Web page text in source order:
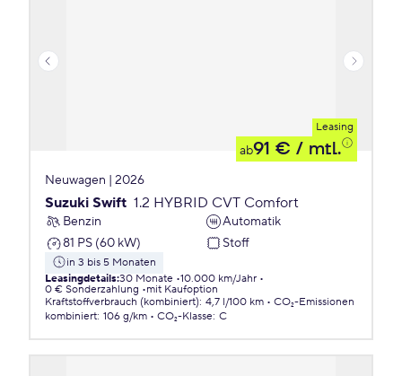
Leasing
ab91 € / mtl.
Neuwagen | 2026
Suzuki Swift 1.2 HYBRID CVT Comfort
Benzin
Automatik
81 PS (60 kW)
Stoff
in 3 bis 5 Monaten
Leasingdetails:30 Monate 10.000 km/Jahr
0 € Sonderzahlung
mit Kaufoption
Kraftstoffverbrauch (kombiniert): 4,7 l/100 km
CO₂-Emissionen
kombiniert: 106 g/km CO₂-Klasse: C